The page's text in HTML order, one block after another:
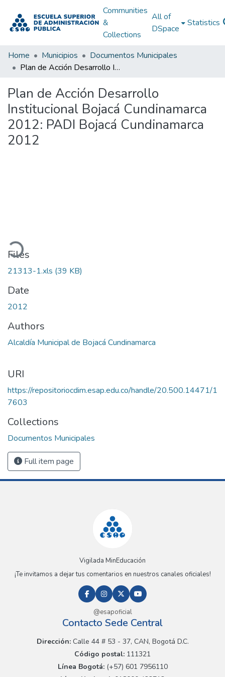
Communities
&
Collections
All of
DSpace
Statistics
Home Municipios
Documentos Municipales
Plan de Acción Desarrollo Institucional Bojacá Cundinamarca 2012: PADI Bojacá Cundinamarca 2012
Plan de Acción Desarrollo
Institucional Bojacá Cundinamarca
2012: PADI Bojacá Cundinamarca
2012
Files
21313-1.xls (39 KB)
Date
2012
Authors
Alcaldía Municipal de Bojacá Cundinamarca
URI
https://repositoriocdim.esap.edu.co/handle/20.500.14471/1
7603
Collections
Documentos Municipales
Full item page
Vigilada MinEducación
¡Te invitamos a dejar tus comentarios en nuestros canales oficiales!
@esapoficial
Contacto Sede Central
Dirección:Calle 44 # 53 - 37, CAN, Bogotá D.C.
Código postal: 111321
Línea Bogotá:(+57) 601 7956110